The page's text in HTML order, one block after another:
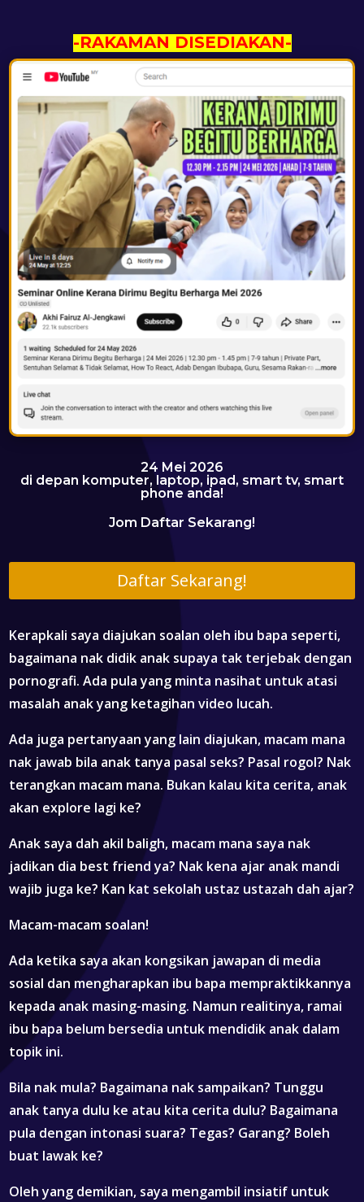
-RAKAMAN DISEDIAKAN-
24 Mei 2026
di depan komputer, laptop, ipad, smart tv, smart
phone anda!
Jom Daftar Sekarang!
Daftar Sekarang!
Kerapkali saya diajukan soalan oleh ibu bapa seperti,
bagaimana nak didik anak supaya tak terjebak dengan
pornografi. Ada pula yang minta nasihat untuk atasi
masalah anak yang ketagihan video lucah.
Ada juga pertanyaan yang lain diajukan, macam mana
nak jawab bila anak tanya pasal seks? Pasal rogol? Nak
terangkan macam mana. Bukan kalau kita cerita, anak
akan explore lagi ke?
Anak saya dah akil baligh, macam mana saya nak
jadikan dia best friend ya? Nak kena ajar anak mandi
wajib juga ke? Kan kat sekolah ustaz ustazah dah ajar?
Macam-macam soalan!
Ada ketika saya akan kongsikan jawapan di media
sosial dan mengharapkan ibu bapa mempraktikkannya
kepada anak masing-masing. Namun realitinya, ramai
ibu bapa belum bersedia untuk mendidik anak dalam
topik ini.
Bila nak mula? Bagaimana nak sampaikan? Tunggu
anak tanya dulu ke atau kita cerita dulu? Bagaimana
pula dengan intonasi suara? Tegas? Garang? Boleh
buat lawak ke?
Oleh yang demikian, saya mengambil insiatif untuk